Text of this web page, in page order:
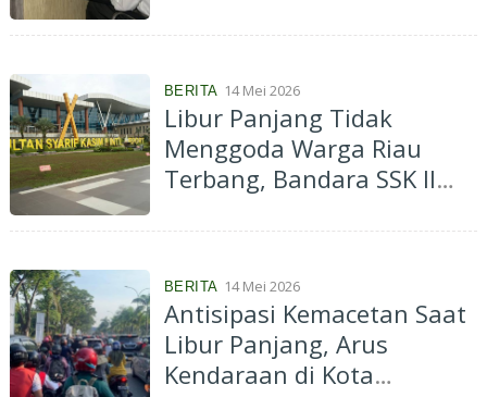
BERITA 14 Mei 2026
Libur Panjang Tidak
Menggoda Warga Riau
Terbang, Bandara SSK II
BERITA 14 Mei 2026
Antisipasi Kemacetan Saat
Libur Panjang, Arus
Kendaraan di Kota